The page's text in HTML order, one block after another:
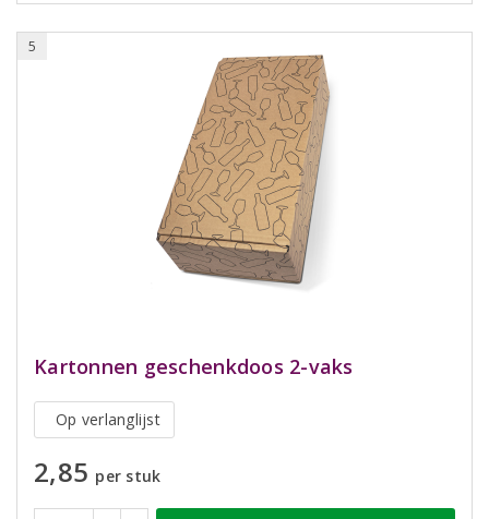
5
Kartonnen geschenkdoos 2-vaks
Op verlanglijst
2,85 per stuk